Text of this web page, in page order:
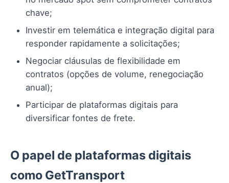
chave;
Investir em telemática e integração digital para
responder rapidamente a solicitações;
Negociar cláusulas de flexibilidade em
contratos (opções de volume, renegociação
anual);
Participar de plataformas digitais para
diversificar fontes de frete.
O papel de plataformas digitais
como GetTransport